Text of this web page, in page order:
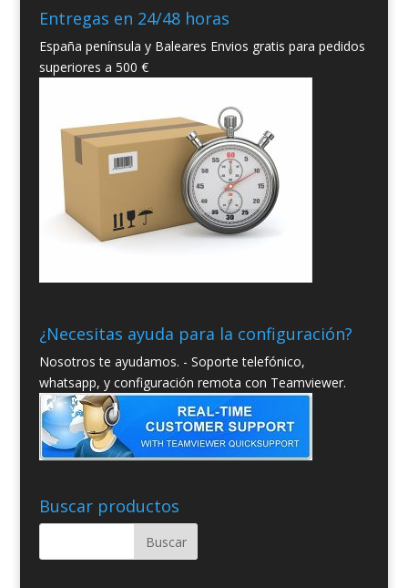
Entregas en 24/48 horas
España península y Baleares Envios gratis para pedidos
superiores a 500 €
¿Necesitas ayuda para la configuración?
Nosotros te ayudamos. - Soporte telefónico,
whatsapp, y configuración remota con Teamviewer.
Buscar productos